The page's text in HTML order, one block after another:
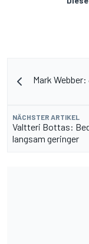
Mark
NÄCHSTER ARTIKEL
Valtteri Bottas:
langsam geringer